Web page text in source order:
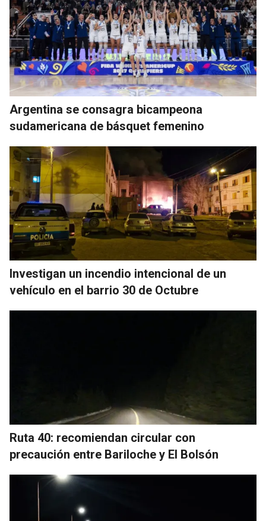
Argentina se consagra bicampeona
sudamericana de básquet femenino
Investigan un incendio intencional de un
vehículo en el barrio 30 de Octubre
Ruta 40: recomiendan circular con
precaución entre Bariloche y El Bolsón